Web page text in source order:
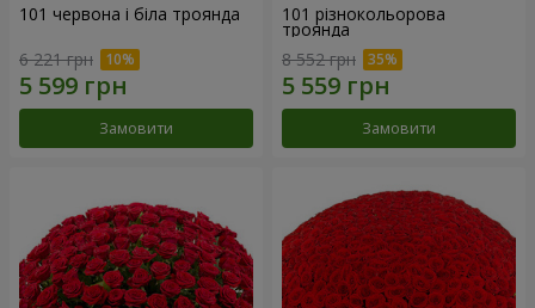
101 червона і біла троянда
6 221 грн
Замовити
101 різнокольорова
троянда
8 552 грн
Замовити